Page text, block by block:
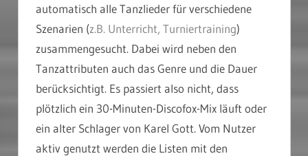
automatisch alle Tanzlieder für verschiedene
Szenarien (z.B. Unterricht, Turniertraining)
zusammengesucht. Dabei wird neben den
Tanzattributen auch das Genre und die Dauer
berücksichtigt. Es passiert also nicht, dass
plötzlich ein 30-Minuten-Discofox-Mix läuft oder
ein alter Schlager von Karel Gott. Vom Nutzer
aktiv genutzt werden die Listen mit den